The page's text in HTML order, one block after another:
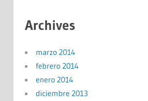
Archives
marzo 2014
febrero 2014
enero 2014
diciembre 2013